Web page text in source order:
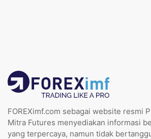
FOREXimf.com sebagai website resmi
Mitra Futures menyediakan informasi
yang terpercaya, namun tidak